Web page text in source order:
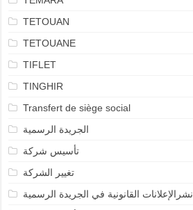
TETOUAN
TETOUANE
TIFLET
TINGHIR
Transfert de siège social
الجريدة الرسمية
تأسيس شركة
تغيير الشركة
نشرالإعلانات القانونية في الجريدة الرسمية